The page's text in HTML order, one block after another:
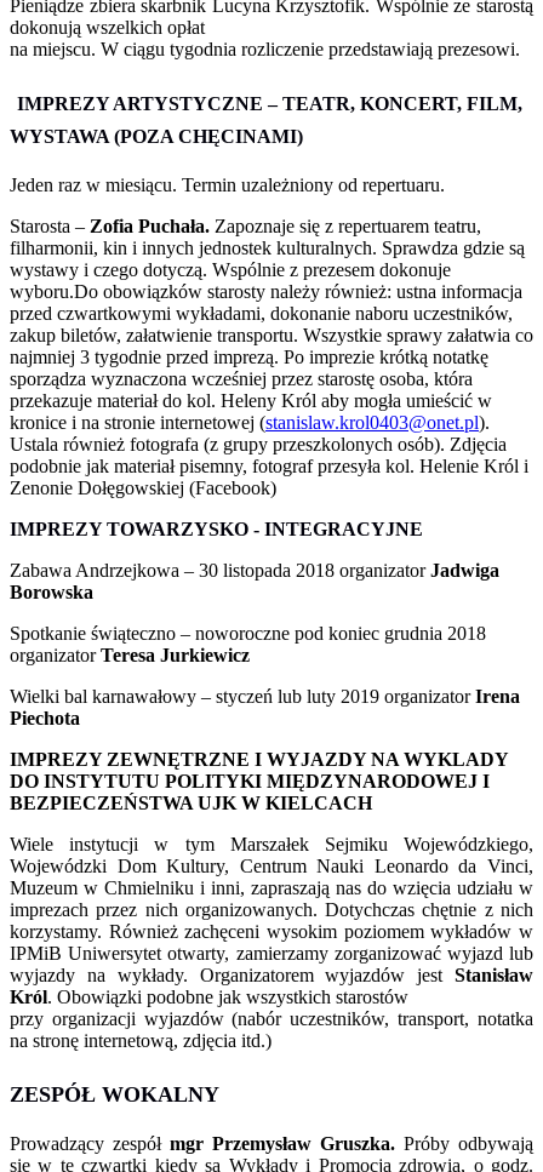
Pieniądze zbiera skarbnik Lucyna Krzysztofik. Wspólnie ze starostą
dokonują wszelkich opłat
na miejscu. W ciągu tygodnia rozliczenie przedstawiają prezesowi.
IMPREZY ARTYSTYCZNE – TEATR, KONCERT, FILM,
WYSTAWA (POZA CHĘCINAMI)
Jeden raz w miesiącu. Termin uzależniony od repertuaru.
Starosta – Zofia Puchała. Zapoznaje się z repertuarem teatru,
filharmonii, kin i innych jednostek kulturalnych. Sprawdza gdzie są
wystawy i czego dotyczą. Wspólnie z prezesem dokonuje
wyboru.Do obowiązków starosty należy również: ustna informacja
przed czwartkowymi wykładami, dokonanie naboru uczestników,
zakup biletów, załatwienie transportu. Wszystkie sprawy załatwia co
najmniej 3 tygodnie przed imprezą. Po imprezie krótką notatkę
sporządza wyznaczona wcześniej przez starostę osoba, która
przekazuje materiał do kol. Heleny Król aby mogła umieścić w
kronice i na stronie internetowej (stanislaw.krol0403@onet.pl).
Ustala również fotografa (z grupy przeszkolonych osób). Zdjęcia
podobnie jak materiał pisemny, fotograf przesyła kol. Helenie Król i
Zenonie Dołęgowskiej (Facebook)
IMPREZY TOWARZYSKO - INTEGRACYJNE
Zabawa Andrzejkowa – 30 listopada 2018 organizatorJadwiga
Borowska
Spotkanie świąteczno – noworoczne pod koniec grudnia 2018
organizatorTeresa Jurkiewicz
Wielki bal karnawałowy – styczeń lub luty 2019 organizatorIrena
Piechota
IMPREZY ZEWNĘTRZNE I WYJAZDY NA WYKLADY
DO INSTYTUTU POLITYKI MIĘDZYNARODOWEJ I
BEZPIECZEŃSTWA UJK W KIELCACH
Wiele instytucji w tym Marszałek Sejmiku Wojewódzkiego,
Wojewódzki Dom Kultury, Centrum Nauki Leonardo da Vinci,
Muzeum w Chmielniku i inni, zapraszają nas do wzięcia udziału w
imprezach przez nich organizowanych. Dotychczas chętnie z nich
korzystamy. Również zachęceni wysokim poziomem wykładów w
IPMiB Uniwersytet otwarty, zamierzamy zorganizować wyjazd lub
wyjazdy na wykłady. Organizatorem wyjazdów jest Stanisław
Król. Obowiązki podobne jak wszystkich starostów
przy organizacji wyjazdów (nabór uczestników, transport, notatka
na stronę internetową, zdjęcia itd.)
ZESPÓŁ WOKALNY
Prowadzący zespół mgr Przemysław Gruszka. Próby odbywają
się w te czwartki kiedy są Wykłady i Promocja zdrowia, o godz.